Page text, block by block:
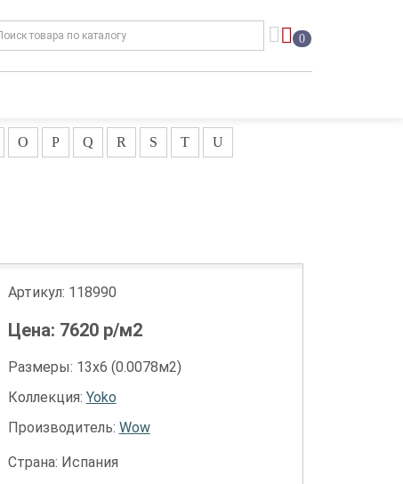
0
O P Q R S T U
Артикул: 118990
Цена: 7620р/м2
Размеры: 13х6 (0.0078м2)
Коллекция: Yoko
Производитель: Wow
Страна: Испания